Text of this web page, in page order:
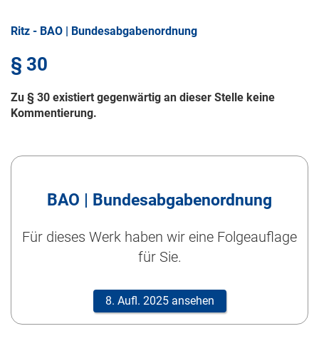
Ritz - BAO | Bundesabgabenordnung
§ 30
Zu § 30 existiert gegenwärtig an dieser Stelle keine
Kommentierung.
BAO | Bundesabgabenordnung
Für dieses Werk haben wir eine Folgeauflage
für Sie.
8. Aufl. 2025 ansehen